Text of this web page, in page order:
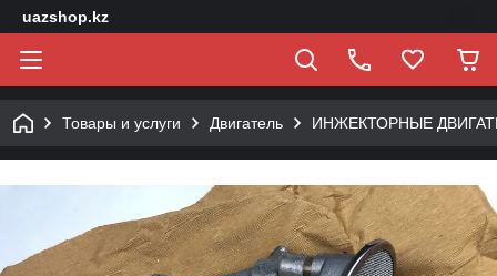
uazshop.kz
Товары и услуги Двигатель ИНЖЕКТОРНЫЕ